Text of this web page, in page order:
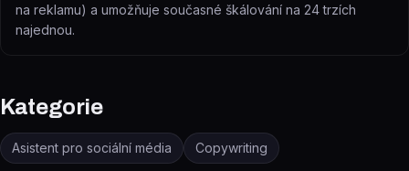
na reklamu) a umožňuje současné škálování na 24 trzích
najednou.
Kategorie
Asistent pro sociální média Copywriting